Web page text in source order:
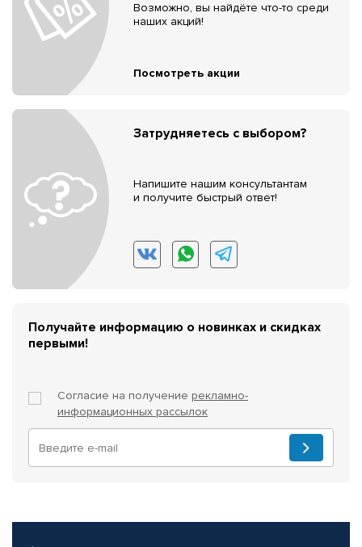
Возможно, вы найдёте что-то среди
наших акций!
Посмотреть акции
Затрудняетесь с выбором?
Напишите нашим консультантам
и получите быстрый ответ!
Получайте информацию о новинках и скидках
первыми!
Согласие на получение рекламно-
информационных рассылок